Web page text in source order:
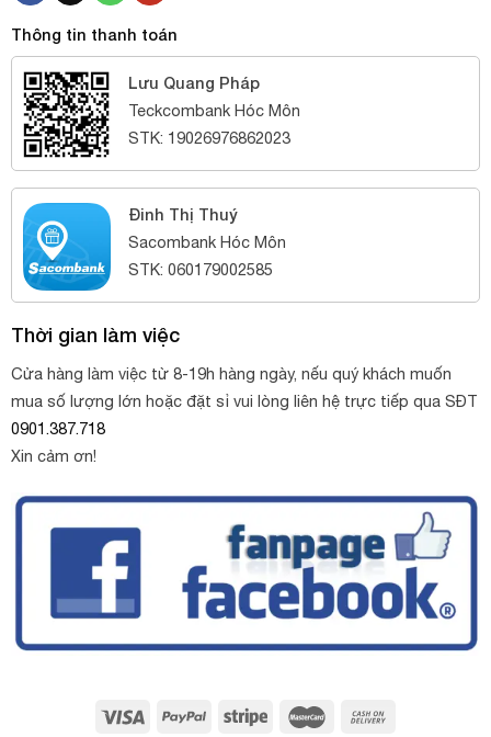
Thông tin thanh toán
Lưu Quang Pháp
Teckcombank Hóc Môn
STK: 19026976862023
Đinh Thị Thuý
Sacombank Hóc Môn
STK: 060179002585
Thời gian làm việc
Cửa hàng làm việc từ 8-19h hàng ngày, nếu quý khách muốn
mua số lượng lớn hoặc đặt sỉ vui lòng liên hệ trực tiếp qua SĐT
0901.387.718
Xin cảm ơn!